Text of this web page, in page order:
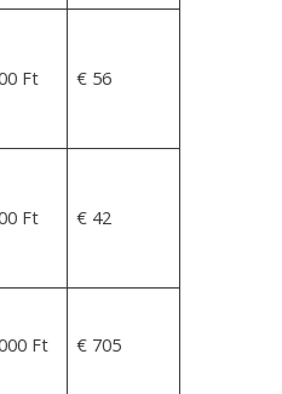
Ft € 56
Ft € 42
Ft € 705